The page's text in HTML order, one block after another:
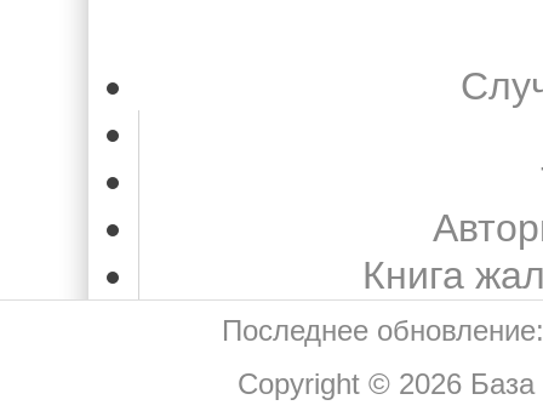
Книга
Последнее
Copyright © 2026 База